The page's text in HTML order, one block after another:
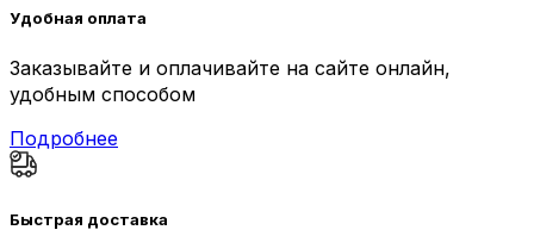
Удобная оплата
Заказывайте и оплачивайте на сайте онлайн,
удобным способом
Подробнее
Быстрая доставка